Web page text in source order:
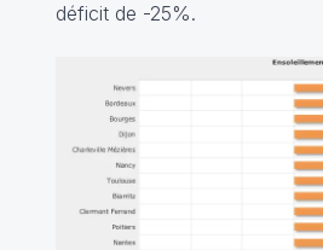
déficit de -25%.